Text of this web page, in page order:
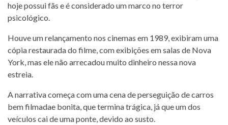
hoje possui fãs e é considerado um marco no terror
psicológico.
Houve um relançamento nos cinemas em 1989, exibiram uma
cópia restaurada do filme, com exibições em salas de Nova
York, mas ele não arrecadou muito dinheiro nessa nova
estreia.
A narrativa começa com uma cena de perseguição de carros
bem filmadae bonita, que termina trágica, já que um dos
veículos cai de uma ponte, devido ao susto.